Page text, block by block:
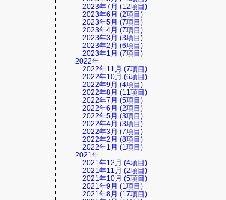
2023年7月 (12項目)
2023年6月 (2項目)
2023年5月 (7項目)
2023年4月 (7項目)
2023年3月 (3項目)
2023年2月 (6項目)
2023年1月 (7項目)
2022年
2022年11月 (7項目)
2022年10月 (6項目)
2022年9月 (4項目)
2022年8月 (11項目)
2022年7月 (5項目)
2022年6月 (2項目)
2022年5月 (3項目)
2022年4月 (3項目)
2022年3月 (7項目)
2022年2月 (8項目)
2022年1月 (1項目)
2021年
2021年12月 (4項目)
2021年11月 (2項目)
2021年10月 (5項目)
2021年9月 (1項目)
2021年8月 (17項目)